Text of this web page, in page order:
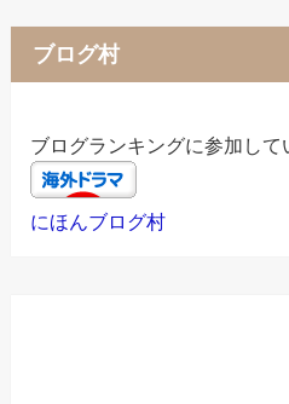
ブログ村
ブログランキングに参加して
にほんブログ村